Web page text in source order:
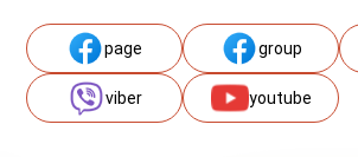
page group
viber youtube